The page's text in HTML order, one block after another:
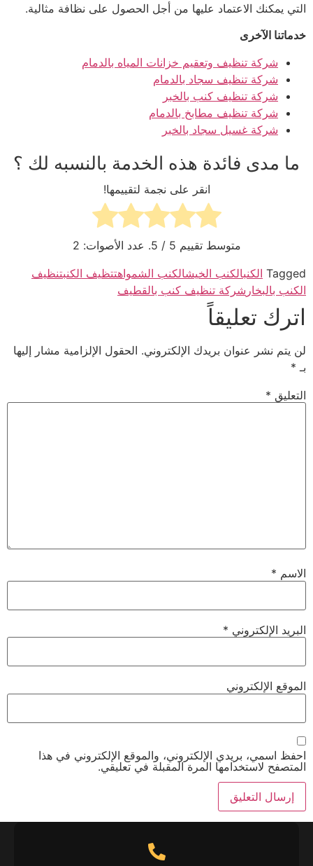
التي يمكنك الاعتماد عليها من أجل الحصول على نظافة مثالية.
خدماتنا الآخرى
شركة تنظيف وتعقيم خزانات المياه بالدمام
شركة تنظيف سجاد بالدمام
شركة تنظيف كنب بالخبر
شركة تنظيف مطابخ بالدمام
شركة غسيل سجاد بالخبر
ما مدى فائدة هذه الخدمة بالنسبه لك ؟
انقر على نجمة لتقييمها!
متوسط تقييم 5 / 5. عدد الأصوات:
2
Tagged الكنبالكنب الخيشالكنب الشمواهتتظيف الكنبتنظيف
الكنب بالبخار شركة تنظيف كنب بالقطيف
اترك تعليقاً
لن يتم نشر عنوان بريدك الإلكتروني. الحقول الإلزامية مشار إليها
بـ *
التعليق *
الاسم *
البريد الإلكتروني *
الموقع الإلكتروني
احفظ اسمي، بريدي الإلكتروني، والموقع الإلكتروني في هذا
المتصفح لاستخدامها المرة المقبلة في تعليقي.